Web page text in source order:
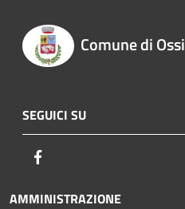
Comune di Ossi
SEGUICI SU
AMMINISTRAZIONE